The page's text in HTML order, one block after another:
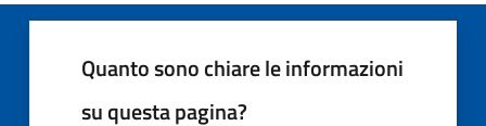
Quanto sono chiare le informazioni
su questa pagina?